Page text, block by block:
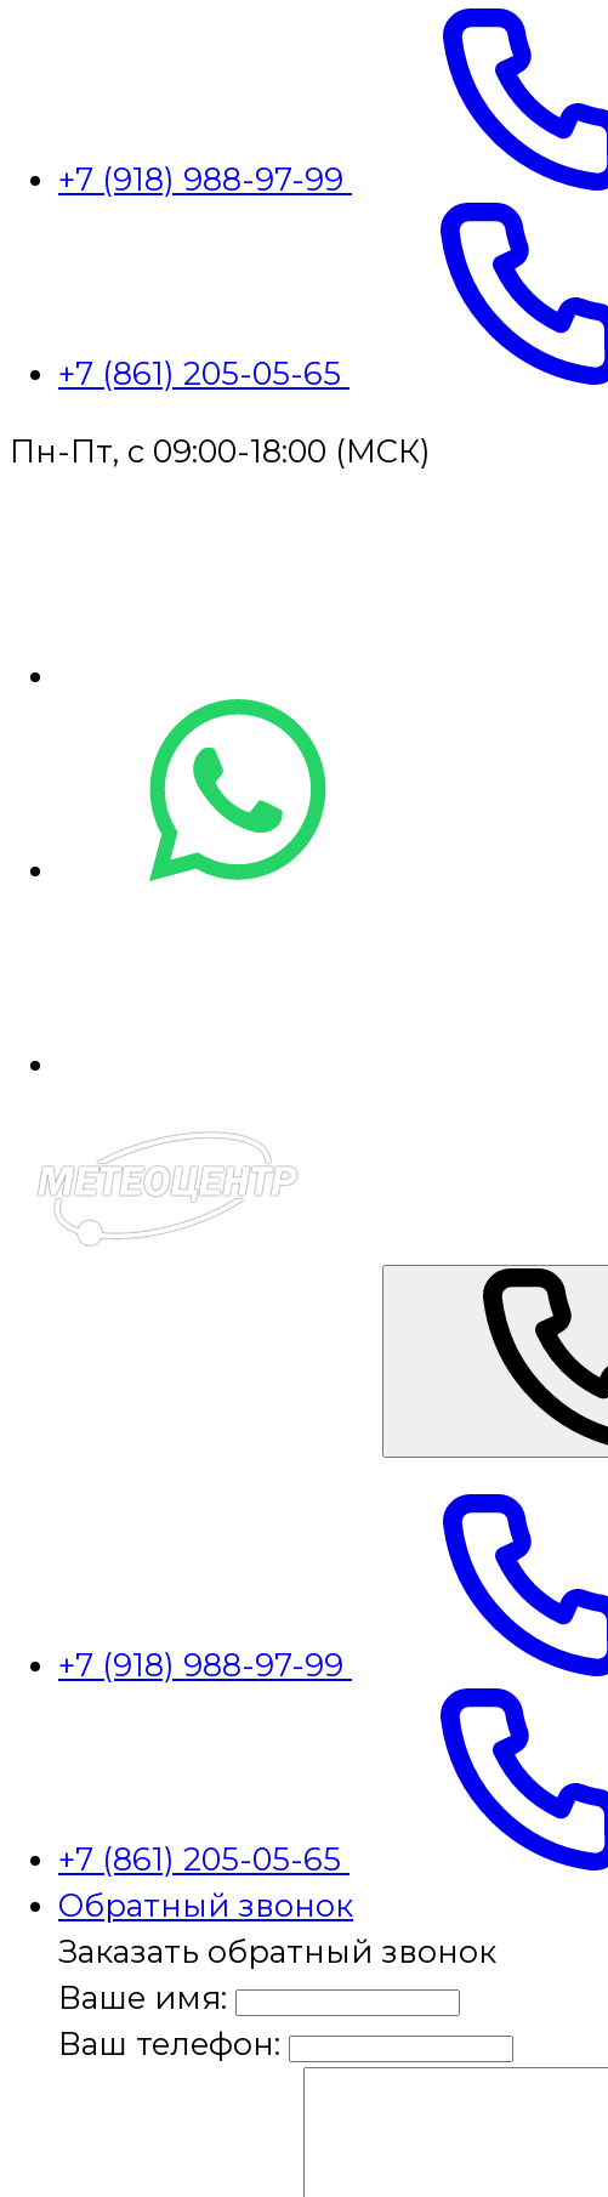
+7 (918) 988-97-99
+7 (861) 205-05-65
Пн-Пт, с 09:00-18:00 (МСК)
+7 (918) 988-97-99
+7 (861) 205-05-65
Обратный звонок
Заказать обратный звонок
Ваше имя:
Ваш телефон: